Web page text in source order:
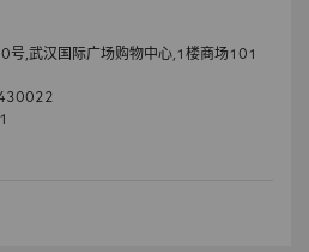
号,武汉国际广场购物中心,1楼商场101